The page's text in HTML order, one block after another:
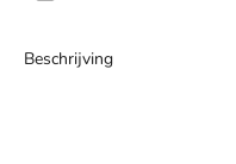
Beschrijving